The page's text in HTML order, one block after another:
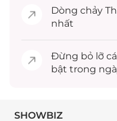
Dòng chảy
nhất
Đừng bỏ lỡ
bật trong
SHOWBIZ